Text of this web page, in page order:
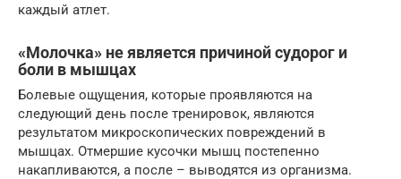
каждый атлет.
«Молочка» не является причиной судорог и
боли в мышцах
Болевые ощущения, которые проявляются на
следующий день после тренировок, являются
результатом микроскопических повреждений в
мышцах. Отмершие кусочки мышц постепенно
накапливаются, а после – выводятся из организма.